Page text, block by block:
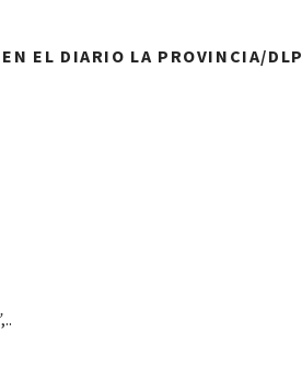
EL DIARIO LA PROVINCIA/DLP
,..